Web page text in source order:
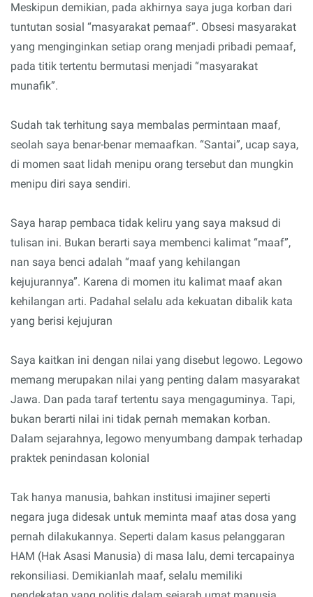
Meskipun demikian, pada akhirnya saya juga korban dari
tuntutan sosial “masyarakat pemaaf”. Obsesi masyarakat
yang menginginkan setiap orang menjadi pribadi pemaaf,
pada titik tertentu bermutasi menjadi “masyarakat
munafik”.
Sudah tak terhitung saya membalas permintaan maaf,
seolah saya benar-benar memaafkan. “Santai”, ucap saya,
di momen saat lidah menipu orang tersebut dan mungkin
menipu diri saya sendiri.
Saya harap pembaca tidak keliru yang saya maksud di
tulisan ini. Bukan berarti saya membenci kalimat “maaf”,
nan saya benci adalah “maaf yang kehilangan
kejujurannya”. Karena di momen itu kalimat maaf akan
kehilangan arti. Padahal selalu ada kekuatan dibalik kata
yang berisi kejujuran
Saya kaitkan ini dengan nilai yang disebut legowo. Legowo
memang merupakan nilai yang penting dalam masyarakat
Jawa. Dan pada taraf tertentu saya mengaguminya. Tapi,
bukan berarti nilai ini tidak pernah memakan korban.
Dalam sejarahnya, legowo menyumbang dampak terhadap
praktek penindasan kolonial
Tak hanya manusia, bahkan institusi imajiner seperti
negara juga didesak untuk meminta maaf atas dosa yang
pernah dilakukannya. Seperti dalam kasus pelanggaran
HAM (Hak Asasi Manusia) di masa lalu, demi tercapainya
rekonsiliasi. Demikianlah maaf, selalu memiliki